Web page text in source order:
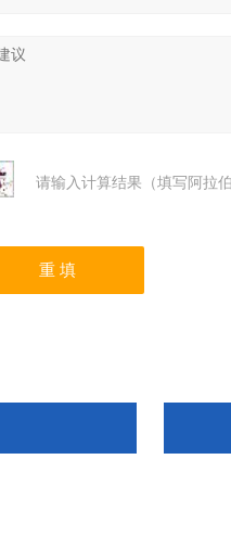
请输入计算结果（填写阿拉